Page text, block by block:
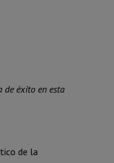
de éxito en esta
de la